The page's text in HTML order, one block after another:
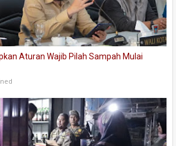
Aturan Wajib Pilah Sampah Mulai